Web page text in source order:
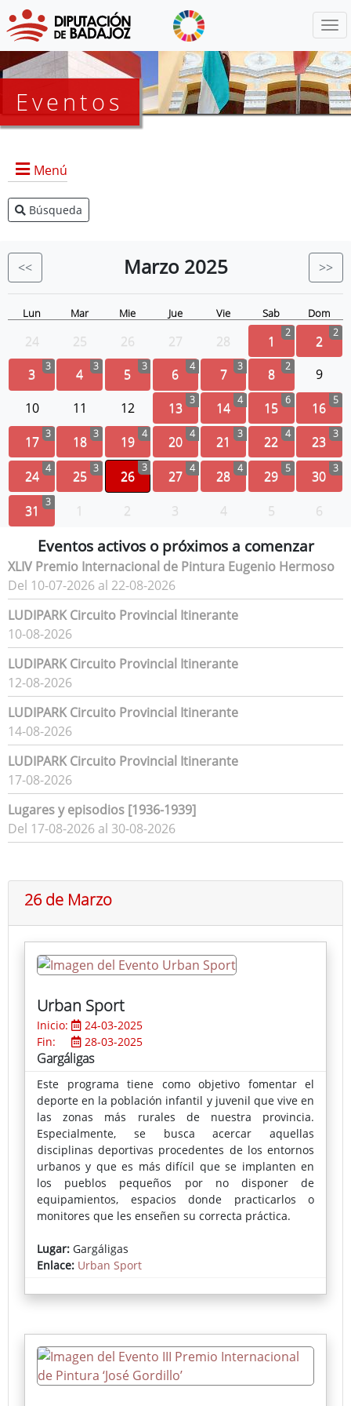
Eventos
Menú
Agenda Presidencia
Eventos
Búsqueda
<< Marzo 2025 >>
Lun Mar Mie Jue Vie Sab Dom
24 25 26 27 28 1 2 2 2
3 3 4 3 5 3 6 4 7 3 8 2
9
10
11 12 13 3 14 4 15 6 16 5
17 3 18 3 19 4 20 4 21 3 22 4 23 3
24 4 25 3 26
3
27 4 28 4 29 5 30 3
31 3 1 2 3 4 5 6
Eventos activos o próximos a comenzar
XLIV Premio Internacional de Pintura Eugenio Hermoso
Del 10-07-2026 al 22-08-2026
LUDIPARK Circuito Provincial Itinerante
10-08-2026
LUDIPARK Circuito Provincial Itinerante
12-08-2026
LUDIPARK Circuito Provincial Itinerante
14-08-2026
LUDIPARK Circuito Provincial Itinerante
17-08-2026
Lugares y episodios [1936-1939]
Del 17-08-2026 al 30-08-2026
26 de Marzo
Urban Sport
Inicio:
24-03-2025
Fin:
28-03-2025
Gargáligas
Este programa tiene como objetivo fomentar el
deporte en la población infantil y juvenil que vive en
las zonas más rurales de nuestra provincia.
Especialmente, se busca acercar aquellas
disciplinas deportivas procedentes de los entornos
urbanos y que es más difícil que se implanten en
los pueblos pequeños por no disponer de
equipamientos, espacios donde practicarlos o
monitores que les enseñen su correcta práctica.
En cada localidad se instala una pista deportiva
portátil donde se puede practicar skate, voleibol,
actividades muy demandadas por los más jóvenes.
Ayuntamiento o en la propia pista el día del evento.
Lugar: Gargáligas
Enlace: Urban Sport